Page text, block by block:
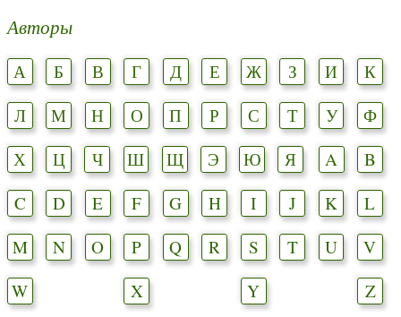
Авторы
А Б В Г Д Е Ж З И
К
Л
М Н О П Р С Т У
Ф
Х
Ц Ч Ш Щ Э Ю Я A
B
C
D E F G H I J K
L
M
N O P Q R S T U
V
W
X Y Z